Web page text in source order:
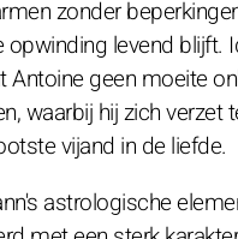
zonder
opwinding levend blijft.
Antoine geen moeite
waarbij hij zich verzet
vijand in de liefde.
astrologische